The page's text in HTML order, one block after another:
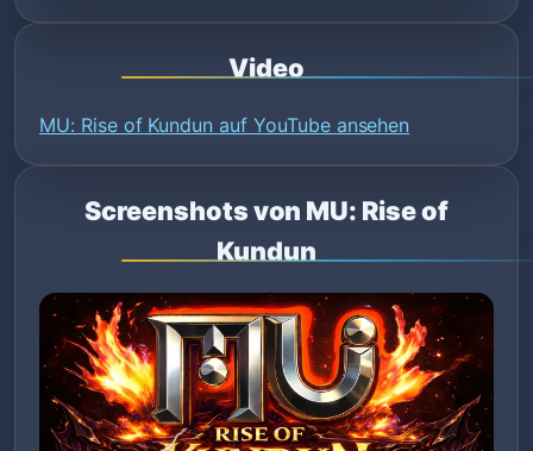
Video
MU: Rise of Kundun auf YouTube ansehen
Screenshots von MU: Rise of
Kundun